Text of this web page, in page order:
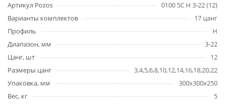
Артикул Pozos
0100 5C H 3-22 (12)
Варианты комплектов
17 цанг
Профиль
H
Диапазон, мм
3-22
Цанг, шт
12
Размеры цанг
3,4,5,6,8,10,12,14,16,18,20,22
Упаковка, мм
300х300х250
Вес, кг
5